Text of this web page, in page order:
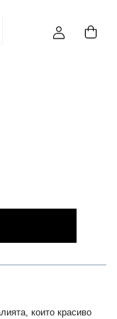
които красиво